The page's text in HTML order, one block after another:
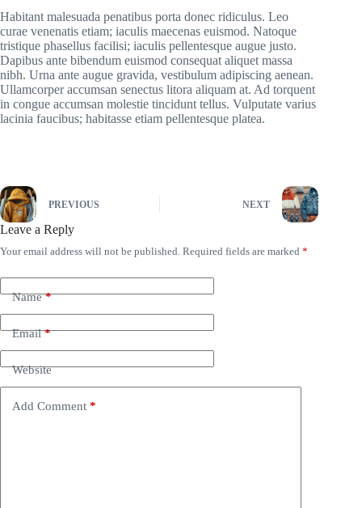
Habitant malesuada penatibus porta donec ridiculus. Leo
curae venenatis etiam; iaculis maecenas euismod. Natoque
tristique phasellus facilisi; iaculis pellentesque augue justo.
Dapibus ante bibendum euismod consequat aliquet massa
nibh. Urna ante augue gravida, vestibulum adipiscing aenean.
Ullamcorper accumsan senectus litora aliquam at. Ad torquent
in congue accumsan molestie tincidunt tellus. Vulputate varius
lacinia faucibus; habitasse etiam pellentesque platea.
PREVIOUS NEXT
Leave a Reply
Your email address will not be published. Required fields are marked *
Name*
Email*
Website
Add Comment *